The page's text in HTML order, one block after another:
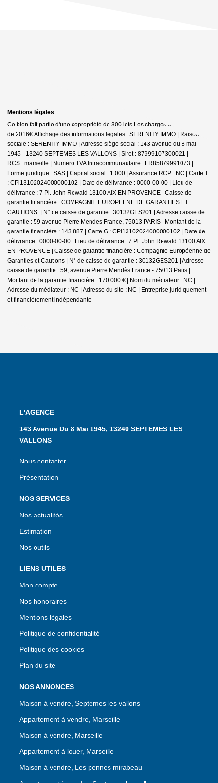
Mentions légales
Ce bien fait partie d'une copropriété de 300 lots.Les charges annuelles sont
de 2016€.Affichage des informations légales : SERENITY IMMO | Raison
sociale : SERENITY IMMO | Adresse siège social : 143 avenue du 8 mai
1945 - 13240 SEPTEMES LES VALLONS | Siret : 87999107300021 |
RCS : marseille | Numero TVA Intracommunautaire : FR85879991073 |
Forme juridique : SAS | Capital social : 1 000 | Assurance RCP : NC | Carte T
: CPl13102024000000102 | Date de délivrance : 0000-00-00 | Lieu de
délivrance : 7 Pl. John Rewald 13100 AIX EN PROVENCE | Caisse de
garantie financière : COMPAGNIE EUROPEENE DE GARANTIES ET
CAUTIONS. | N° de caisse de garantie : 30132GES201 | Adresse caisse de
garantie : 59 avenue Pierre Mendes France, 75013 PARIS | Montant de la
garantie financière : 143 887 | Carte G : CPl13102024000000102 | Date de
délivrance : 0000-00-00 | Lieu de délivrance : 7 Pl. John Rewald 13100 AIX
EN PROVENCE | Caisse de garantie financière : Compagnie Européenne de
Garanties et Cautions | N° de caisse de garantie : 30132GES201 | Adresse
caisse de garantie : 59, avenue Pierre Mendès France - 75013 Paris |
Montant de la garantie financière : 170 000 € | Nom du médiateur : NC |
Adresse du médiateur : NC | Adresse du site : NC | Entreprise juridiquement
et financièrement indépendante
L'AGENCE
143 Avenue Du 8 Mai 1945, 13240 SEPTEMES LES
VALLONS
Nous contacter
Présentation
NOS SERVICES
Nos actualités
Estimation
Nos outils
LIENS UTILES
Mon compte
Nos honoraires
Mentions légales
Politique de confidentialité
Politique des cookies
Plan du site
NOS ANNONCES
Maison à vendre, Septemes les vallons
Appartement à vendre, Marseille
Maison à vendre, Marseille
Appartement à louer, Marseille
Maison à vendre, Les pennes mirabeau